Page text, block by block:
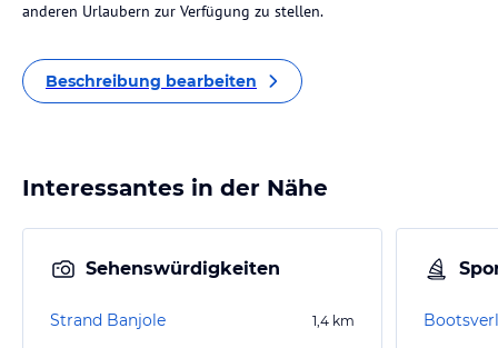
anderen Urlaubern zur Verfügung zu stellen.
Beschreibung bearbeiten
Interessantes in der Nähe
Sehenswürdigkeiten
Strand Banjole 1,4 km